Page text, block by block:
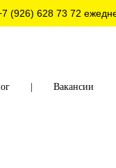
(926) 628 73 72
| Вакансии